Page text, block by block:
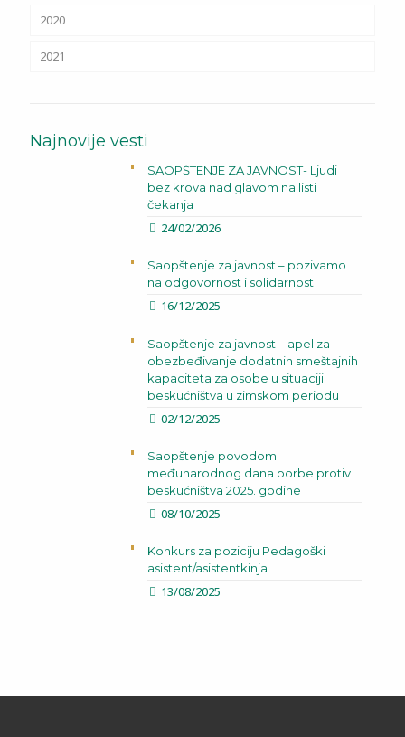
2020
2021
Najnovije vesti
SAOPŠTENJE ZA JAVNOST- Ljudi
bez krova nad glavom na listi
čekanja
24/02/2026
Saopštenje za javnost – pozivamo
na odgovornost i solidarnost
16/12/2025
Saopštenje za javnost – apel za
obezbeđivanje dodatnih smeštajnih
kapaciteta za osobe u situaciji
beskućništva u zimskom periodu
02/12/2025
Saopštenje povodom
međunarodnog dana borbe protiv
beskućništva 2025. godine
08/10/2025
Konkurs za poziciju Pedagoški
asistent/asistentkinja
13/08/2025